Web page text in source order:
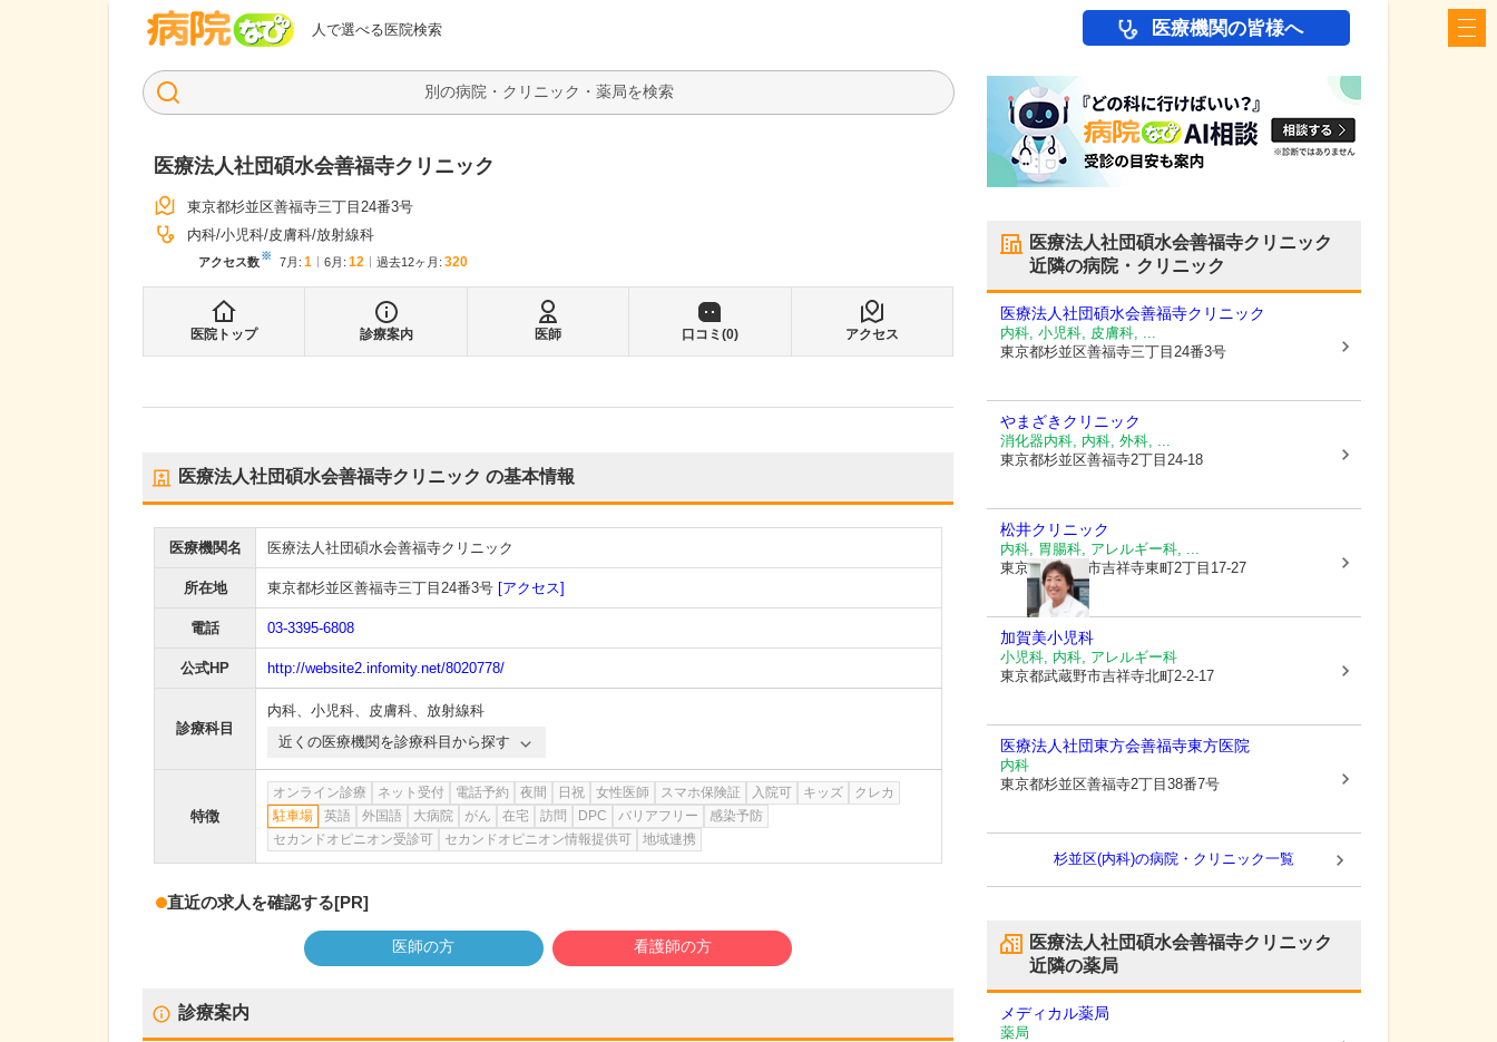
人で選べる医院検索
病院なび 医療機関の皆様へ
検索
医療法人社団碩水会善福寺クリニック
東京都杉並区善福寺三丁目24番3号
内科 小児科 皮膚科 放射線科
アクセス数※ 7月 : 1 6月 : 12 過去12ヶ月: 320
医院トップ 診療案内 医師 口コミ(0) アクセス
医療法人社団碩水会善福寺クリニック の基本情報
医療機関名 医療法人社団碩水会善福寺クリニック
所在地 東京都杉並区善福寺三丁目24番3号 [アクセス]
電話 03-3395-6808
公式HP http://website2.infomity.net/8020778/
診療科目
内科、 小児科、 皮膚科、 放射線科
近くの医療機関を診療科目から探す
特徴
オンライン診療 ネット受付 電話予約 夜間 日祝 女性医師 スマホ保険証 入院可 キッズ
クレカ
駐車場
英語 外国語 大病院 がん 在宅 訪問 DPC バリアフリー
感染予防
セカンドオピニオン受診可
セカンドオピニオン情報提供可 地域連携
直近の求人を確認する[PR]
医師の方 看護師の方
診療案内
医療法人社団碩水会善福寺クリニック
近隣の病院・クリニック
医療法人社団碩水会善福寺クリニック
内科, 小児科, 皮膚科, ...
東京都杉並区善福寺三丁目24番3号
やまざきクリニック
消化器内科, 内科, 外科, ...
東京都杉並区善福寺2丁目24-18
松井クリニック
内科, 胃腸科, アレルギー科, ...
東京都武蔵野市吉祥寺東町2丁目17-27
加賀美小児科
小児科, 内科, アレルギー科
東京都武蔵野市吉祥寺北町2-2-17
医療法人社団東方会善福寺東方医院
内科
東京都杉並区善福寺2丁目38番7号
杉並区(内科)の病院・クリニック一覧
医療法人社団碩水会善福寺クリニック
近隣の薬局
メディカル薬局
薬局